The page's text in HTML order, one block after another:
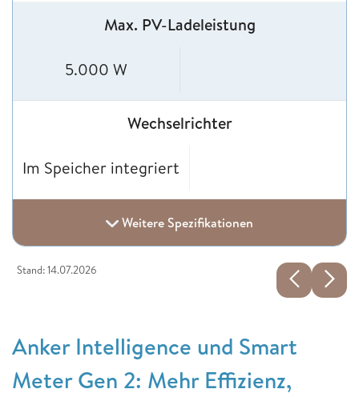
Max. PV-Ladeleistung
5.000 W
Wechselrichter
Im Speicher integriert
Weitere Spezifikationen
Stand: 14.07.2026
Anker Intelligence und Smart
Meter Gen 2: Mehr Effizienz,